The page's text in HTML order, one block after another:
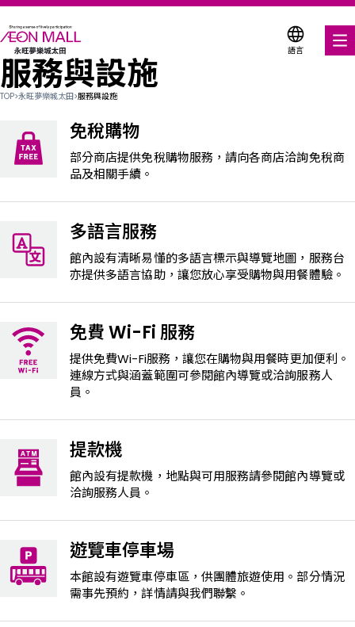
語言
美食饗宴
各式商店優惠券
樓層平面圖
關於我們
服務與設施
TOP>永旺夢樂城太田>服務與設施
免稅購物
部分商店提供免稅購物服務，請向各商店洽詢免稅商
品及相關手續。
多語言服務
館內設有清晰易懂的多語言標示與導覽地圖，服務台
亦提供多語言協助，讓您放心享受購物與用餐體驗。
免費 Wi-Fi 服務
提供免費Wi-Fi服務，讓您在購物與用餐時更加便利。
連線方式與涵蓋範圍可參閱館內導覽或洽詢服務人
員。
提款機
館內設有提款機，地點與可用服務請參閱館內導覽或
洽詢服務人員。
遊覽車停車場
本館設有遊覽車停車區，供團體旅遊使用。部分情況
需事先預約，詳情請與我們聯繫。